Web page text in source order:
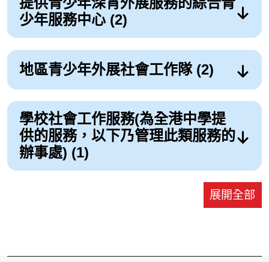
少年服務中心 (2)
地區青少年外展社會工作隊 (2)
學校社會工作服務(為全港中學提
供的服務，以下乃管理此類服務的
辦事處) (1)
展開全部